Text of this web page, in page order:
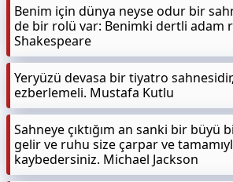
Benim için dünya neyse odur bir
de bir rolü var: Benimki dertli adam
Shakespeare
Yeryüzü devasa bir tiyatro
ezberlemeli. Mustafa Kutlu
Sahneye çıktığım an sanki bir büyü
gelir ve ruhu size çarpar ve
kaybedersiniz. Michael Jackson